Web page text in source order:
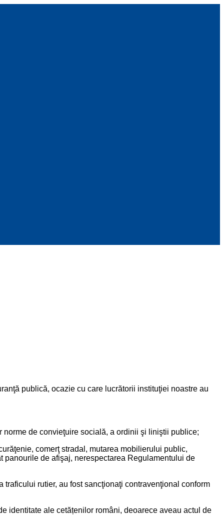
publică, ocazie cu care lucrătorii instituţiei noastre au
de convieţuire socială, a ordinii şi liniştii publice;
comerţ stradal, mutarea mobilierului public,
panourile de afişaj, nerespectarea Regulamentului de
rutier, au fost sancţionaţi contravenţional conform
identitate ale cetățenilor români, deoarece aveau actul de